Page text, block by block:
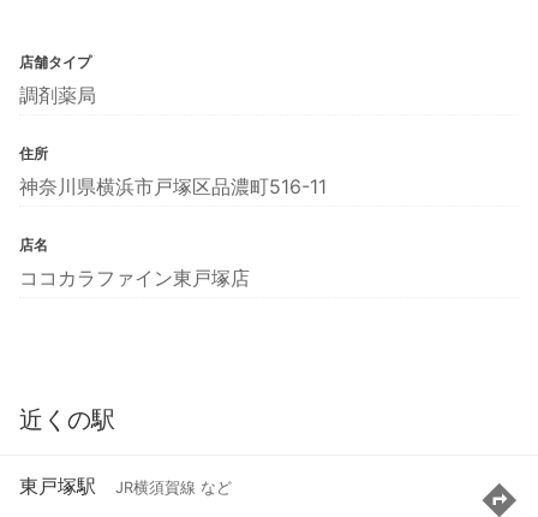
店舗タイプ
調剤薬局
住所
神奈川県横浜市戸塚区品濃町516-11
店名
ココカラファイン東戸塚店
近くの駅
東戸塚駅 JR横須賀線 など